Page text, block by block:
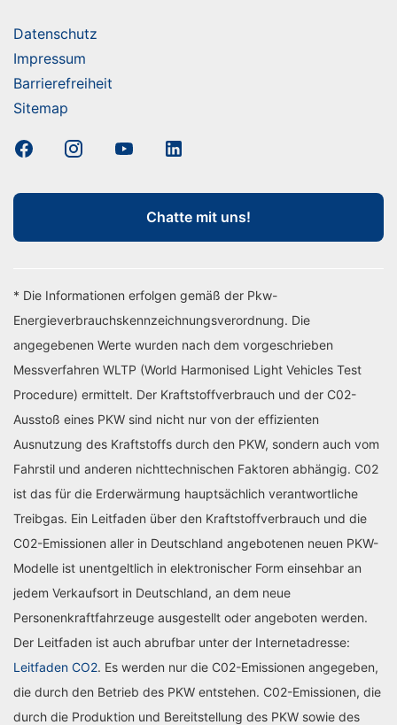
Datenschutz
Impressum
Barrierefreiheit
Sitemap
Chatte mit uns!
* Die Informationen erfolgen gemäß der Pkw-
Energieverbrauchskennzeichnungsverordnung. Die
angegebenen Werte wurden nach dem vorgeschrieben
Messverfahren WLTP (World Harmonised Light Vehicles Test
Procedure) ermittelt. Der Kraftstoffverbrauch und der C02-
Ausstoß eines PKW sind nicht nur von der effizienten
Ausnutzung des Kraftstoffs durch den PKW, sondern auch vom
Fahrstil und anderen nichttechnischen Faktoren abhängig. C02
ist das für die Erderwärmung hauptsächlich verantwortliche
Treibgas. Ein Leitfaden über den Kraftstoffverbrauch und die
C02-Emissionen aller in Deutschland angebotenen neuen PKW-
Modelle ist unentgeltlich in elektronischer Form einsehbar an
jedem Verkaufsort in Deutschland, an dem neue
Personenkraftfahrzeuge ausgestellt oder angeboten werden.
Der Leitfaden ist auch abrufbar unter der Internetadresse:
Leitfaden CO2. Es werden nur die C02-Emissionen angegeben,
die durch den Betrieb des PKW entstehen. C02-Emissionen, die
durch die Produktion und Bereitstellung des PKW sowie des